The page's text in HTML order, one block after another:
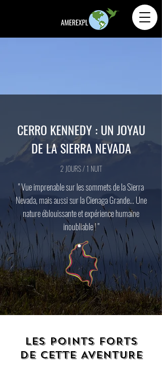
CERRO KENNEDY : UN JOYAU
DE LA SIERRA NEVADA
2 JOURS / 1 NUIT
" Vue imprenable sur les sommets de la Sierra
Nevada, mais aussi sur la Cienaga Grande... Une
nature éblouissante et expérience humaine
inoubliable ! "
LES POINTS FORTS
DE CETTE AVENTURE